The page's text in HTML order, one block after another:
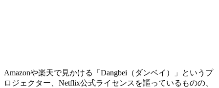
Amazonや楽天で見かける「Dangbei（ダンベイ）」というプ
ロジェクター、Netflix公式ライセンスを謳っているものの、